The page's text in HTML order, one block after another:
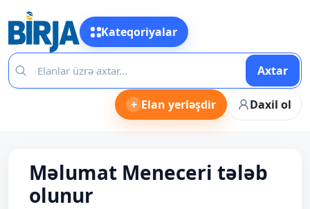
Kateqoriyalar
Axtar
+ Elan yerləşdir Daxil ol
Məlumat Meneceri tələb
olunur